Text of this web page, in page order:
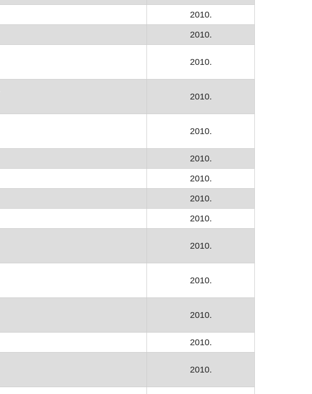
2010.
2010.
2010.
2010.
2010.
2010.
2010.
2010.
2010.
2010.
2010.
2010.
2010.
2010.